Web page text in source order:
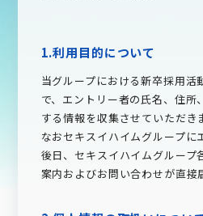
1.利用目的について
当グループにおける新卒採用活
で、エントリー者の氏名、住所
する情報を収集させていただき
なおセキスイハイムグループに
後日、セキスイハイムグループ
案内およびお問い合わせが直接